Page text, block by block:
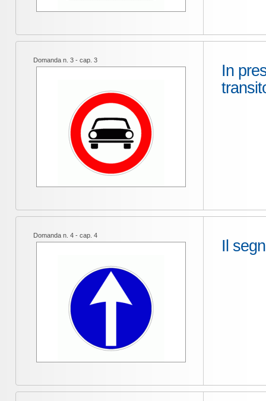
Domanda n. 3 - cap. 3
In
Domanda n. 4 - cap. 4
Il